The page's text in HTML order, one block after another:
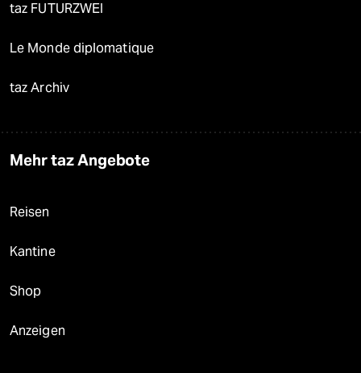
taz FUTURZWEI
Le Monde diplomatique
taz Archiv
Mehr taz Angebote
Reisen
Kantine
Shop
Anzeigen